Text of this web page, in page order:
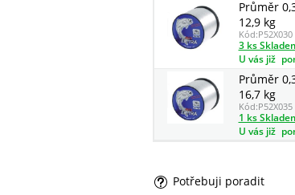
Průměr
12,9 kg
Kód:P52X030
3 ks
U vás již
Průměr
16,7 kg
Kód:P52X035
1 ks
U vás již
Potřebuji poradit